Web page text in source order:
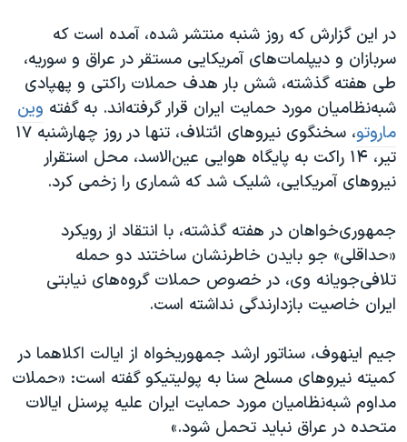
اسرائیل در جنگ
نرگس محمدی برنده جایزه نوبل صلح
همایش محافظه‌کاران آمریکا «سی‌پک»
صفحه‌های ویژه
سفر پرزیدنت ترامپ به چین
در این گزارش که روز شنبه منتشر شده، آمده است که
سربازان و دیپلمات‌های آمریکایی مستقر در عراق و سوریه،
طی هفته گذشته، شش بار هدف حملات راکتی و پهپادی
شبه‌نظامیان مورد حمایت ایران قرار گرفته‌اند. به گفته وین
ماروتو
، سخنگوی نیروهای ائتلاف، تنها در روز چهارشنبه ١٧
تیر، ۱۴ راکت به پایگاه هوایی عین‌الاسد، محل استقرار
نیروهای آمریکایی، شلیک شد که شماری را زخمی کرد.
جمهوری‌خواهان در هفته گذشته، با انتقاد از رویکرد
«حداقلی» جو بایدن خاطرنشان ساختند دو حمله
تلافی‌جویانه وی، در خصوص حملات گروه‌های نیابتی
ایران خاصیت بازدارندگی نداشته است.
جیم اینهوف، سناتور ارشد جمهوریخواه از ایالت اکلاهما در
کمیته نیروهای مسلح سنا به پولیتیکو گفته است: «حملات
مداوم شبه‌نظامیان مورد حمایت ایران علیه پرسنل ایالات
متحده در عراق نباید تحمل شود.»